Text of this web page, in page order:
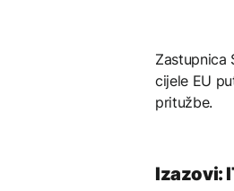
Zastupnica
cijele EU
pritužbe.
Izazovi: